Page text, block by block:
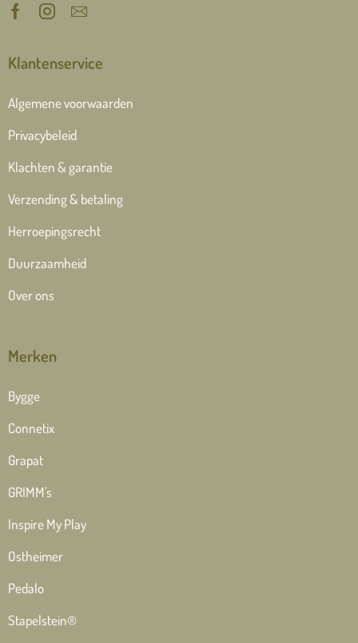
Klantenservice
Algemene voorwaarden
Privacybeleid
Klachten & garantie
Verzending & betaling
Herroepingsrecht
Duurzaamheid
Over ons
Merken
Bygge
Connetix
Grapat
GRIMM's
Inspire My Play
Ostheimer
Pedalo
Stapelstein®